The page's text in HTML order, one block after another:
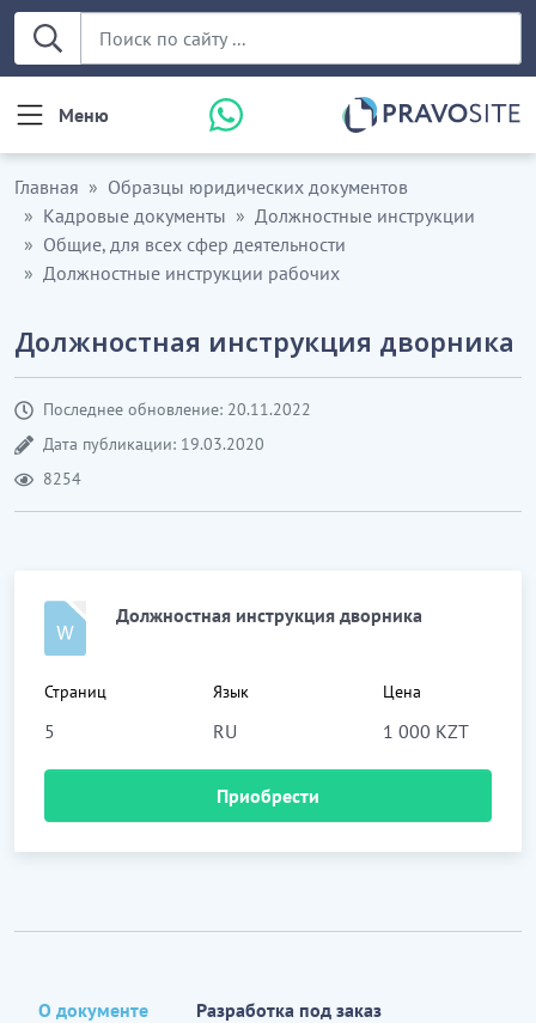
Меню
Главная
Образцы юридических документов
Кадровые документы
Должностные инструкции
Общие, для всех сфер деятельности
Должностные инструкции рабочих
Должностная инструкция дворника
Последнее обновление: 20.11.2022
Дата публикации: 19.03.2020
8254
Должностная инструкция дворника
Страниц
5
Язык
RU
Цена
1 000 KZT
Приобрести
О документе Разработка под заказ